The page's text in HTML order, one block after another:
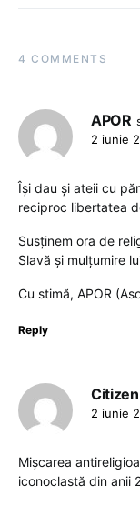
4 COMMENTS
APOR
2 iunie
Își dau și ateii cu
reciproc libertatea
Susținem ora de
Slavă și mulțumire
Cu stimă, APOR
Reply
Citizen
2 iunie
Mișcarea
iconoclastă din anii